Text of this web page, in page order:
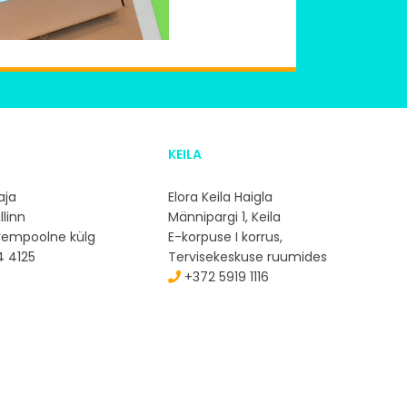
külg
4125
KEILA
Elora Keila Haigla
Männipargi 1, Keila
E-korpuse I korrus,
Tervisekeskuse ruumides
+372 5919 1116